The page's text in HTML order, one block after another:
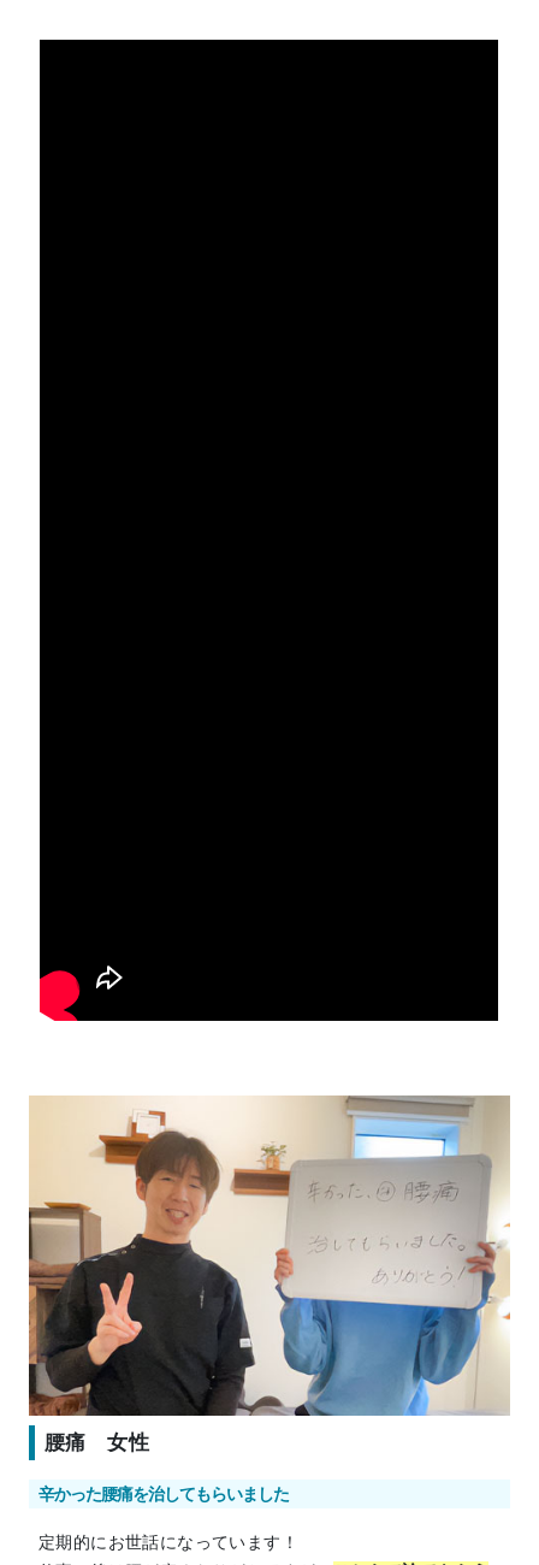
腰痛 女性
辛かった腰痛を治してもらいました
定期的にお世話になっています！